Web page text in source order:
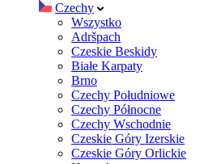
Czechy
Wszystko
Adršpach
Czeskie Beskidy
Białe Karpaty
Brno
Czechy Południowe
Czechy Północne
Czechy Wschodnie
Czeskie Góry Izerskie
Czeskie Góry Orlickie